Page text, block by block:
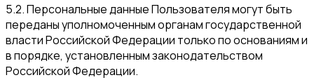
5.2. Персональные данные Пользователя могут быть
переданы уполномоченным органам государственной
власти Российской Федерации только по основаниям и
в порядке, установленным законодательством
Российской Федерации.